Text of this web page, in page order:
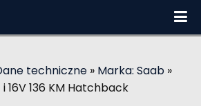
techniczne » Marka: Saab »
i 16V 136 KM Hatchback